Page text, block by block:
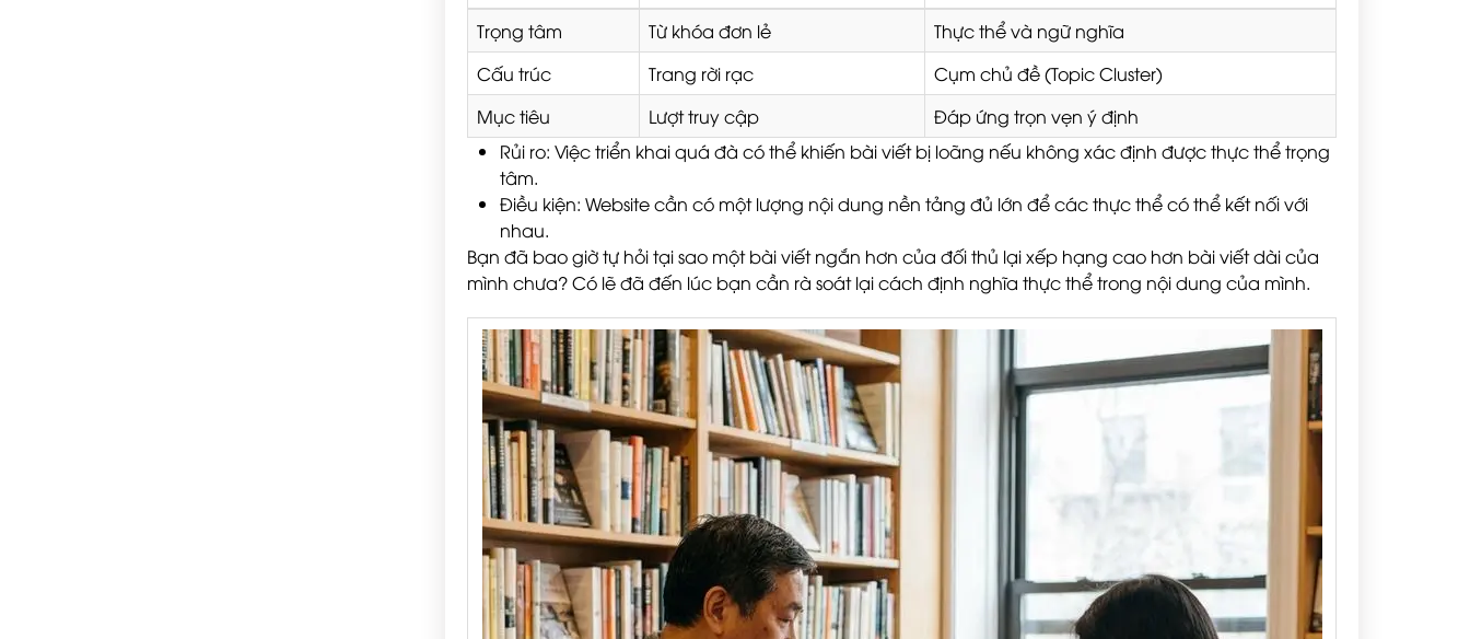
Trọng tâm Từ khóa đơn lẻ
Thực thể và ngữ nghĩa
Cấu trúc
Trang rời rạc
Cụm chủ đề (Topic Cluster)
Mục tiêu
Lượt truy cập
Đáp ứng trọn vẹn ý định
Rủi ro: Việc triển khai quá đà có thể khiến bài viết bị loãng nếu không xác định được thực thể trọng
tâm.
Điều kiện: Website cần có một lượng nội dung nền tảng đủ lớn để các thực thể có thể kết nối với
nhau.
Bạn đã bao giờ tự hỏi tại sao một bài viết ngắn hơn của đối thủ lại xếp hạng cao hơn bài viết dài của
mình chưa? Có lẽ đã đến lúc bạn cần rà soát lại cách định nghĩa thực thể trong nội dung của mình.